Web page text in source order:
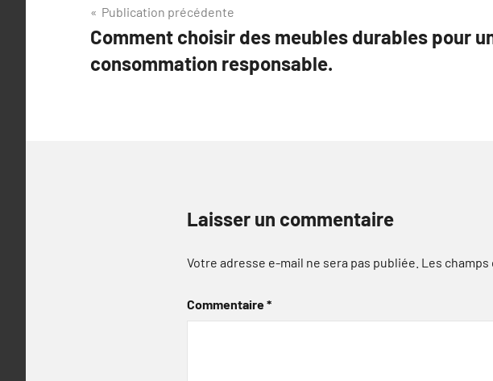
Navigation
de
l’article
Publication précédente
Comment choisir des meubles durables pour
consommation responsable.
Laisser un commentaire
Votre adresse e-mail ne sera pas publiée. Les
Commentaire*